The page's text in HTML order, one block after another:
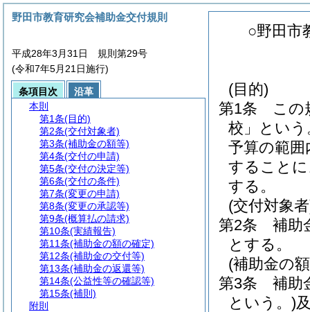
○野田市
(目的)
第1条
この
校」という
予算の範
すること
する。
(交付対象
第2条
補助
とする。
(補助金の
第3条
補助
という。)
野田市教育研究会補助金交付規則
平成28年3月31日 規則第29号
(令和7年5月21日施行)
条項目次
沿革
本則
第1条(目的)
第2条(交付対象者)
第3条(補助金の額等)
第4条(交付の申請)
第5条(交付の決定等)
第6条(交付の条件)
第7条(変更の申請)
第8条(変更の承認等)
第9条(概算払の請求)
第10条(実績報告)
第11条(補助金の額の確定)
第12条(補助金の交付等)
第13条(補助金の返還等)
第14条(公益性等の確認等)
第15条(補則)
附則